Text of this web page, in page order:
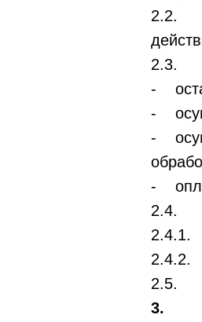
2.2.
2.3.
-
-
-
-
2.4.
2.4.1.
2.4.2.
2.5. С
3.